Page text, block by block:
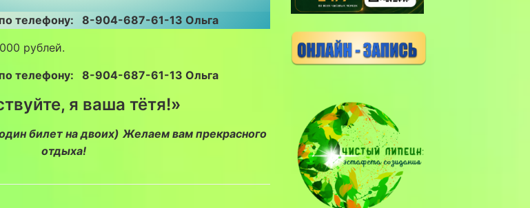
по телефону: 8-904-687-61-13 Ольга
рублей.
по телефону: 8-904-687-61-13 Ольга
я ваша тётя!»
билет на двоих) Желаем вам прекрасного
отдыха!